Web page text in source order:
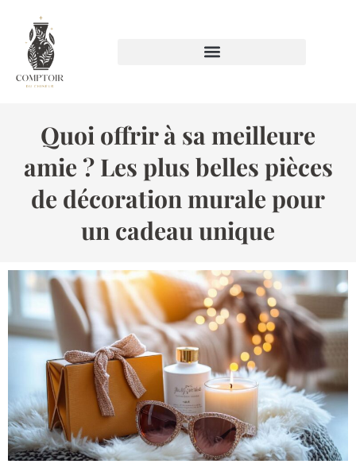
Quoi offrir à sa meilleure
amie ? Les plus belles pièces
de décoration murale pour
un cadeau unique